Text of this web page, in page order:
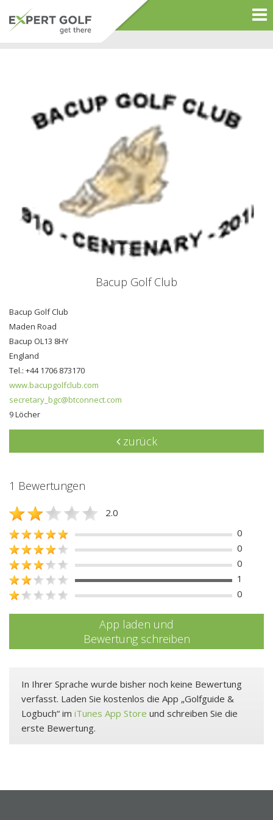
Bacup Golf Club
Bacup Golf Club
Maden Road
Bacup OL13 8HY
England
Tel.: +44 1706 873170
www.bacupgolfclub.com
secretary_bgc@btconnect.com
9 Löcher
zurück
1 Bewertungen
2.0
0
0
0
1
0
App laden und
Bewertung schreiben
In Ihrer Sprache wurde bisher noch keine Bewertung
verfasst. Laden Sie kostenlos die App „Golfguide &
Logbuch“ im iTunes App Store und schreiben Sie die
erste Bewertung.